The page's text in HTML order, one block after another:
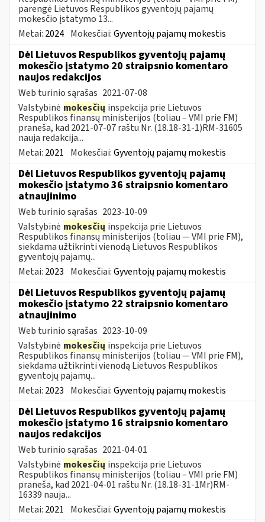
parengė Lietuvos Respublikos gyventojų pajamų
mokesčio įstatymo 13...
Metai: 2024 Mokesčiai:Gyventojų pajamų mokestis
Dėl Lietuvos Respublikos gyventojų pajamų
mokesčio įstatymo 20 straipsnio komentaro
naujos redakcijos
Web turinio sąrašas 2021-07-08
Valstybinė mokesčių inspekcija prie Lietuvos
Respublikos finansų ministerijos (toliau – VMI prie FM)
praneša, kad 2021-07-07 raštu Nr. (18.18-31-1)RM-31605
nauja redakcija...
Metai: 2021 Mokesčiai:Gyventojų pajamų mokestis
Dėl Lietuvos Respublikos gyventojų pajamų
mokesčio įstatymo 36 straipsnio komentaro
atnaujinimo
Web turinio sąrašas 2023-10-09
Valstybinė mokesčių inspekcija prie Lietuvos
Respublikos finansų ministerijos (toliau — VMI prie FM),
siekdama užtikrinti vienodą Lietuvos Respublikos
gyventojų pajamų...
Metai: 2023 Mokesčiai:Gyventojų pajamų mokestis
Dėl Lietuvos Respublikos gyventojų pajamų
mokesčio įstatymo 22 straipsnio komentaro
atnaujinimo
Web turinio sąrašas 2023-10-09
Valstybinė mokesčių inspekcija prie Lietuvos
Respublikos finansų ministerijos (toliau — VMI prie FM),
siekdama užtikrinti vienodą Lietuvos Respublikos
gyventojų pajamų...
Metai: 2023 Mokesčiai:Gyventojų pajamų mokestis
Dėl Lietuvos Respublikos gyventojų pajamų
mokesčio įstatymo 16 straipsnio komentaro
naujos redakcijos
Web turinio sąrašas 2021-04-01
Valstybinė mokesčių inspekcija prie Lietuvos
Respublikos finansų ministerijos (toliau – VMI prie FM)
praneša, kad 2021-04-01 raštu Nr. (18.18-31-1Mr)RM-
16339 nauja...
Metai: 2021 Mokesčiai:Gyventojų pajamų mokestis